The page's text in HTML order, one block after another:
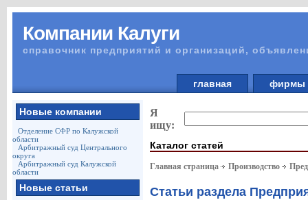
Компании Калуги
справочник предприятий и организаций,
главная
Новые компании
Отделение СФР по Калужской
области
Арбитражный суд Центрального
округа
Арбитражный суд Калужской
области
Новые статьи
Я
ищу:
Каталог статей
Главная страница Производство
Статьи раздела